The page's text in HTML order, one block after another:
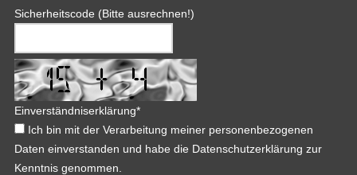
Sicherheitscode (Bitte ausrechnen!)
Einverständniserklärung*
Daten einverstanden und habe die Datenschutzerklärung zur
Kenntnis genommen.